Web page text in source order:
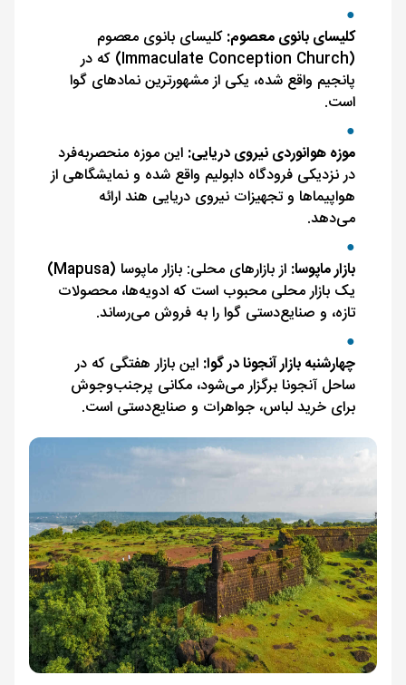
کلیسای بانوی معصوم:کلیسای بانوی معصوم
(Immaculate Conception Church) که در
پانجیم واقع شده، یکی از مشهورترین نمادهای گوا
است.
موزه هوانوردی نیروی دریایی: این موزه منحصربه‌فرد
در نزدیکی فرودگاه دابولیم واقع شده و نمایشگاهی از
هواپیماها و تجهیزات نیروی دریایی هند ارائه
می‌دهد.
بازار ماپوسا:
از بازارهای محلی: بازار ماپوسا (Mapusa)
یک بازار محلی محبوب است که ادویه‌ها، محصولات
تازه، و صنایع‌دستی گوا را به فروش می‌رساند.
چهارشنبه بازار آنجونا در گوا: این بازار هفتگی که در
ساحل آنجونا برگزار می‌شود، مکانی پرجنب‌وجوش
برای خرید لباس، جواهرات و صنایع‌دستی است.